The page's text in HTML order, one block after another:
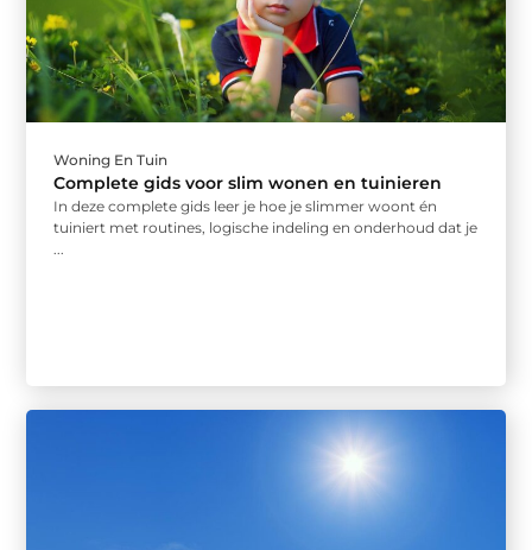
Woning En Tuin
Complete gids voor slim wonen en tuinieren
In deze complete gids leer je hoe je slimmer woont én
tuiniert met routines, logische indeling en onderhoud dat je